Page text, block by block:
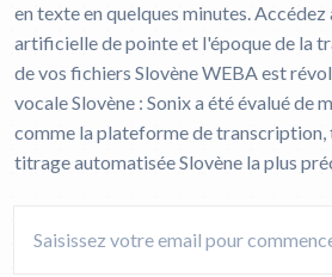
en texte en quelques minutes.
artificielle de pointe et l'époque de la
de vos fichiers Slovène WEBA est
vocale Slovène : Sonix a été évalué de
comme la plateforme de transcription,
titrage automatisée Slovène la plus